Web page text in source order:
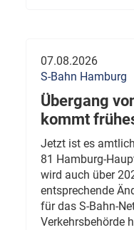
07.08.2026
S-Bahn Hamburg
Übergang
kommt
Jetzt ist es
81 Hamburg-
wird auch über
entsprechende
für das S-Bahn-
Verkehrsbehörde